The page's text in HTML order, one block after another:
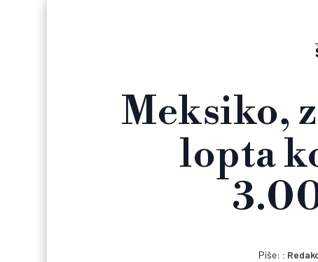
Meksiko,
lopta
Piše: